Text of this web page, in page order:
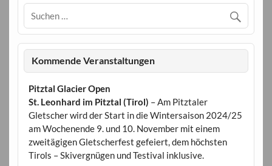
Kommende Veranstaltungen
Pitztal Glacier Open
St. Leonhard im Pitztal (Tirol) – Am Pitztaler
Gletscher wird der Start in die Wintersaison 2024/25
am Wochenende 9. und 10. November mit einem
zweitägigen Gletscherfest gefeiert, dem höchsten
Tirols – Skivergnügen und Testival inklusive.